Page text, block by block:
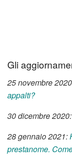
Gli
25 novembre
appalti?
30 dicembre 2020:
28 gennaio 2021:
prestanome.